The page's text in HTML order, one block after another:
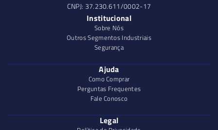
CNPJ: 37.230.611/0002-17
Institucional
Sobre Nós
Outros Segmentos Industriais
Segurança
Ajuda
Como Comprar
Perguntas Frequentes
Fale Conosco
Legal